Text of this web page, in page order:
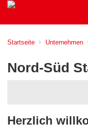
Startseite Unternehmen
Nord-Süd
Herzlich